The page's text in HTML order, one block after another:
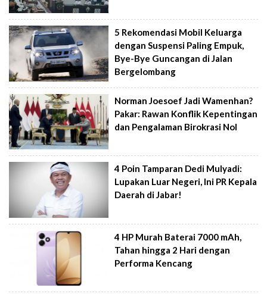
5 Rekomendasi Mobil Keluarga
dengan Suspensi Paling Empuk,
Bye-Bye Guncangan di Jalan
Bergelombang
Norman Joesoef Jadi Wamenhan?
Pakar: Rawan Konflik Kepentingan
dan Pengalaman Birokrasi Nol
4 Poin Tamparan Dedi Mulyadi:
Lupakan Luar Negeri, Ini PR Kepala
Daerah di Jabar!
4 HP Murah Baterai 7000 mAh,
Tahan hingga 2 Hari dengan
Performa Kencang